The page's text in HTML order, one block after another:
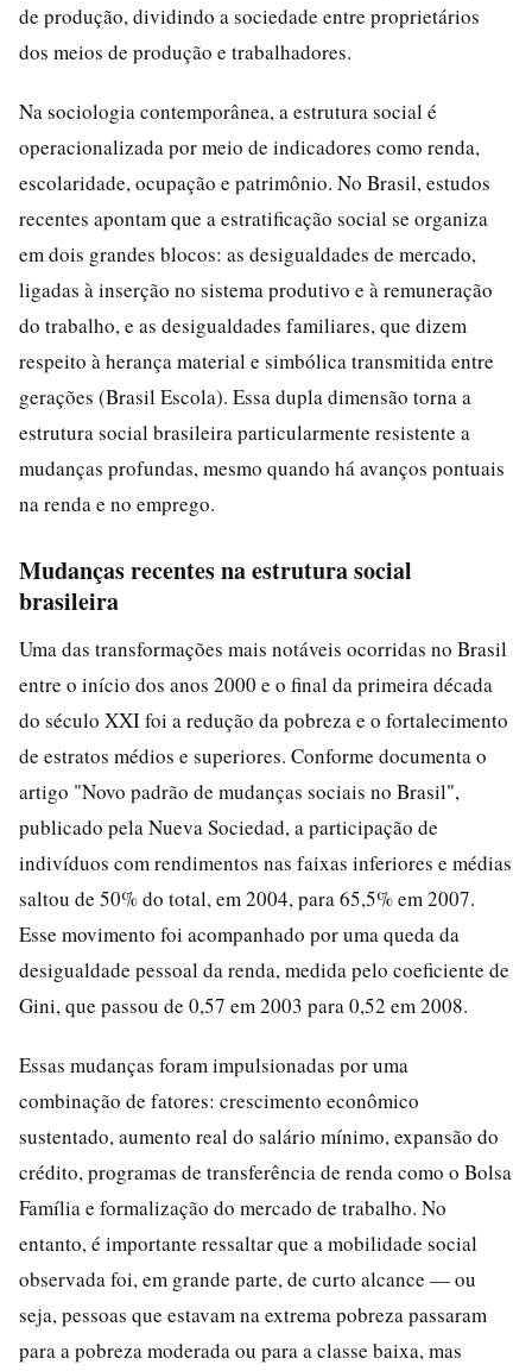
de produção, dividindo a sociedade entre proprietários
dos meios de produção e trabalhadores.
Na sociologia contemporânea, a estrutura social é
operacionalizada por meio de indicadores como renda,
escolaridade, ocupação e patrimônio. No Brasil, estudos
recentes apontam que a estratificação social se organiza
em dois grandes blocos: as desigualdades de mercado,
ligadas à inserção no sistema produtivo e à remuneração
do trabalho, e as desigualdades familiares, que dizem
respeito à herança material e simbólica transmitida entre
gerações (Brasil Escola). Essa dupla dimensão torna a
estrutura social brasileira particularmente resistente a
mudanças profundas, mesmo quando há avanços pontuais
na renda e no emprego.
Mudanças recentes na estrutura social
brasileira
Uma das transformações mais notáveis ocorridas no Brasil
entre o início dos anos 2000 e o final da primeira década
do século XXI foi a redução da pobreza e o fortalecimento
de estratos médios e superiores. Conforme documenta o
artigo "Novo padrão de mudanças sociais no Brasil",
publicado pela Nueva Sociedad, a participação de
indivíduos com rendimentos nas faixas inferiores e médias
saltou de 50% do total, em 2004, para 65,5% em 2007.
Esse movimento foi acompanhado por uma queda da
desigualdade pessoal da renda, medida pelo coeficiente de
Gini, que passou de 0,57 em 2003 para 0,52 em 2008.
Essas mudanças foram impulsionadas por uma
combinação de fatores: crescimento econômico
sustentado, aumento real do salário mínimo, expansão do
crédito, programas de transferência de renda como o Bolsa
Família e formalização do mercado de trabalho. No
entanto, é importante ressaltar que a mobilidade social
observada foi, em grande parte, de curto alcance — ou
seja, pessoas que estavam na extrema pobreza passaram
para a pobreza moderada ou para a classe baixa, mas